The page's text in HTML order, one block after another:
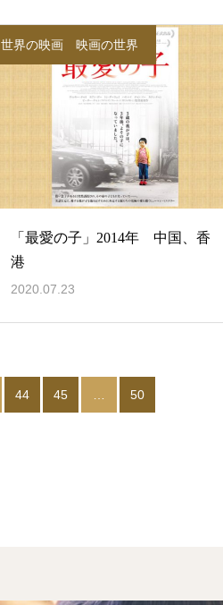
世界の映画 映画の世界
「最愛の子」2014年 中国、香
港
2020.07.23
44 45 50